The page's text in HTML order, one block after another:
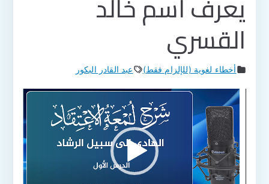
القسري
أخطاء لغوية (للإلزام فقط) عبد القادر البكور
مشغل
الفيديو